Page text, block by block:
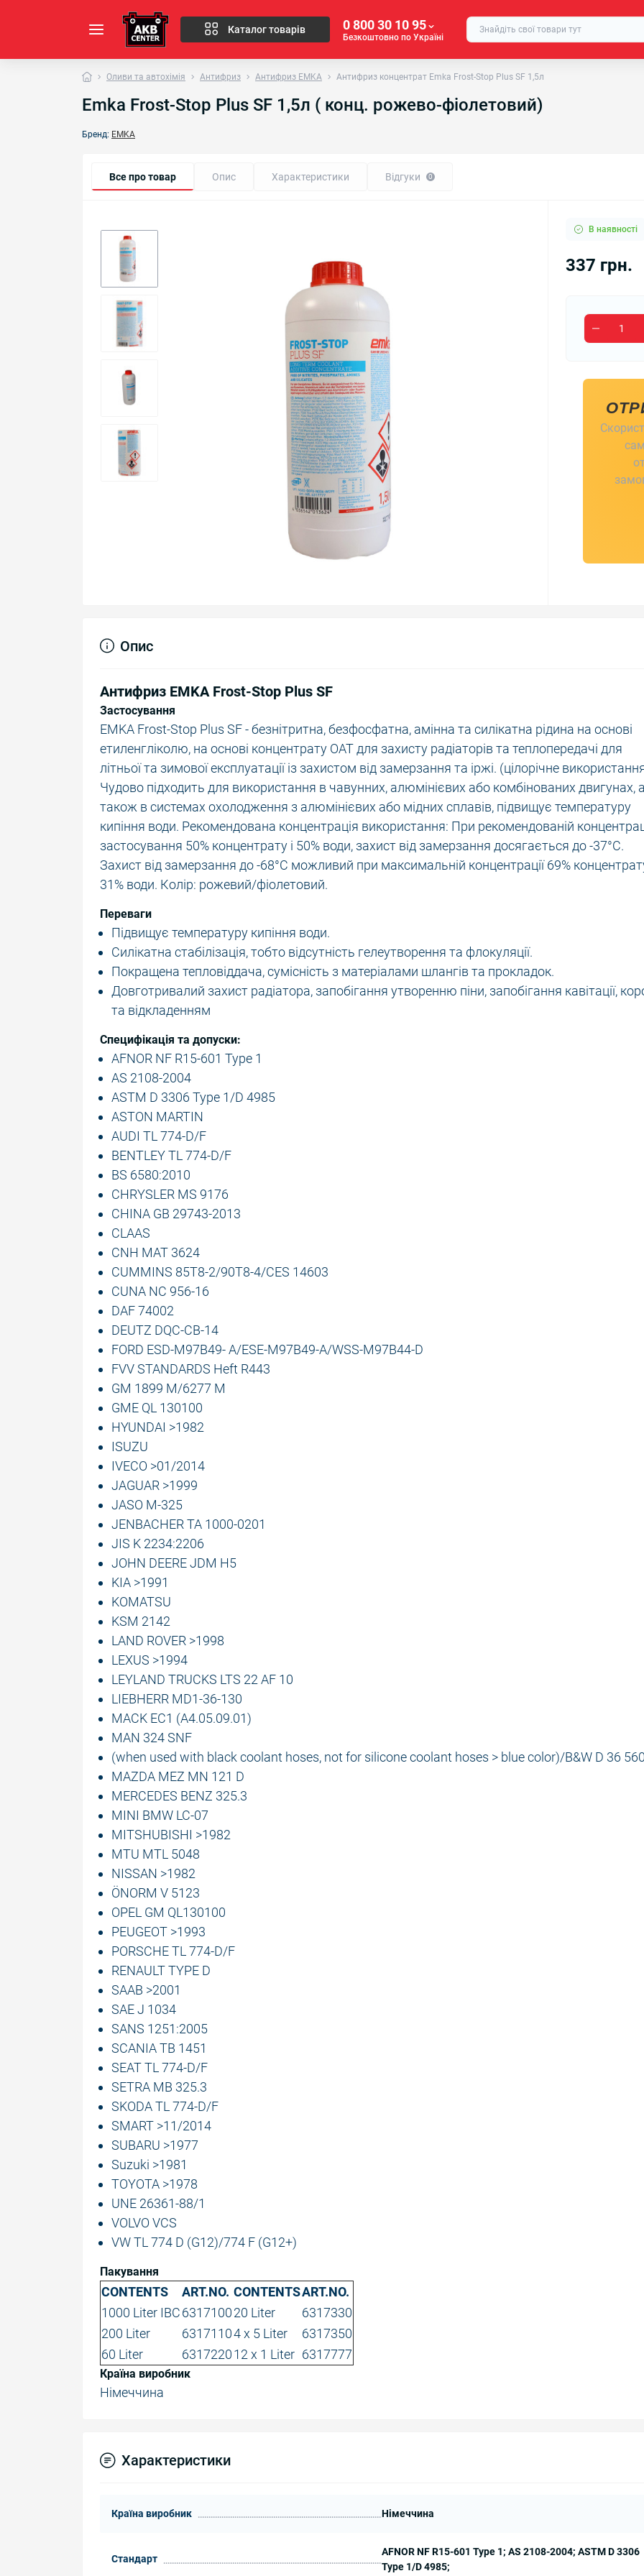
Каталог товарів 0 800 30 10 95
Безкоштовно по Україні
Оливи та автохімія Антифриз Антифриз EMKA Антифриз концентрат Emka Frost-Stop Plus SF 1,5л
Emka Frost-Stop Plus SF 1,5л ( конц. рожево-фіолетовий)
Бренд: EMKA
Все про товар Опис Характеристики Відгуки 0
В наявності
337 грн.
Опис
Антифриз EMKA Frost-Stop Plus SF
Застосування
EMKA Frost-Stop Plus SF - безнітритна, безфосфатна, амінна та силікатна рідина на основі
етиленгліколю, на основі концентрату OAT для захисту радіаторів та теплопередачі для
літньої та зимової експлуатації із захистом від замерзання та іржі. (цілорічне
Чудово підходить для використання в чавунних, алюмінієвих або комбінованих двигунах,
також в системах охолодження з алюмінієвих або мідних сплавів, підвищує температуру
кипіння води. Рекомендована концентрація використання: При рекомендованій
застосування 50% концентрату і 50% води, захист від замерзання досягається до -37°C.
Захист від замерзання до -68°C можливий при максимальній концентрації 69%
31% води. Колір: рожевий/фіолетовий.
Переваги
Підвищує температуру кипіння води.
Силікатна стабілізація, тобто відсутність гелеутворення та флокуляції.
Покращена тепловіддача, сумісність з матеріалами шлангів та прокладок.
Довготривалий захист радіатора, запобігання утворенню піни, запобігання кавітації,
та відкладенням
Специфікація та допуски:
AFNOR NF R15-601 Type 1
AS 2108-2004
ASTM D 3306 Type 1/D 4985
ASTON MARTIN
AUDI TL 774-D/F
BENTLEY TL 774-D/F
BS 6580:2010
CHRYSLER MS 9176
CHINA GB 29743-2013
CLAAS
CNH MAT 3624
CUMMINS 85T8-2/90T8-4/CES 14603
CUNA NC 956-16
DAF 74002
DEUTZ DQC-CB-14
FORD ESD-M97B49- A/ESE-M97B49-A/WSS-M97B44-D
FVV STANDARDS Heft R443
GM 1899 M/6277 M
GME QL 130100
HYUNDAI >1982
ISUZU
IVECO >01/2014
JAGUAR >1999
JASO M-325
JENBACHER TA 1000-0201
JIS K 2234:2206
JOHN DEERE JDM H5
KIA >1991
KOMATSU
KSM 2142
LAND ROVER >1998
LEXUS >1994
LEYLAND TRUCKS LTS 22 AF 10
LIEBHERR MD1-36-130
MACK EC1 (A4.05.09.01)
MAN 324 SNF
(when used with black coolant hoses, not for silicone coolant hoses > blue color)/B&W D 36
MAZDA MEZ MN 121 D
MERCEDES BENZ 325.3
MINI BMW LC-07
MITSHUBISHI >1982
MTU MTL 5048
NISSAN >1982
ÖNORM V 5123
OPEL GM QL130100
PEUGEOT >1993
PORSCHE TL 774-D/F
RENAULT TYPE D
SAAB >2001
SAE J 1034
SANS 1251:2005
SCANIA TB 1451
SEAT TL 774-D/F
SETRA MB 325.3
SKODA TL 774-D/F
SMART >11/2014
SUBARU >1977
Suzuki >1981
TOYOTA >1978
UNE 26361-88/1
VOLVO VCS
VW TL 774 D (G12)/774 F (G12+)
Пакування
CONTENTS ART.NO. CONTENTSART.NO.
1000 Liter IBC631710020 Liter
6317330
200 Liter
63171104 x 5 Liter
6317350
60 Liter
631722012 x 1 Liter 6317777
Країна виробник
Німеччина
Характеристики
Країна виробник Німеччина
Стандарт
AFNOR NF R15-601 Type 1; AS 2108-2004; ASTM D 3306
Type 1/D 4985;